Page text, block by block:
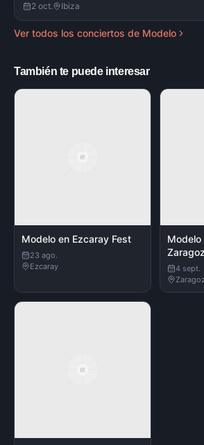
2 oct. Ibiza
Ver todos los conciertos de Modelo
También te puede interesar
Modelo en Ezcaray Fest
23 ago.
Ezcaray
Modelo
4 sept.